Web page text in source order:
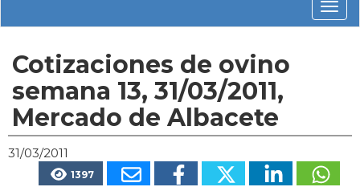
Cotizaciones de ovino
semana 13, 31/03/2011,
Mercado de Albacete
31/03/2011
1397